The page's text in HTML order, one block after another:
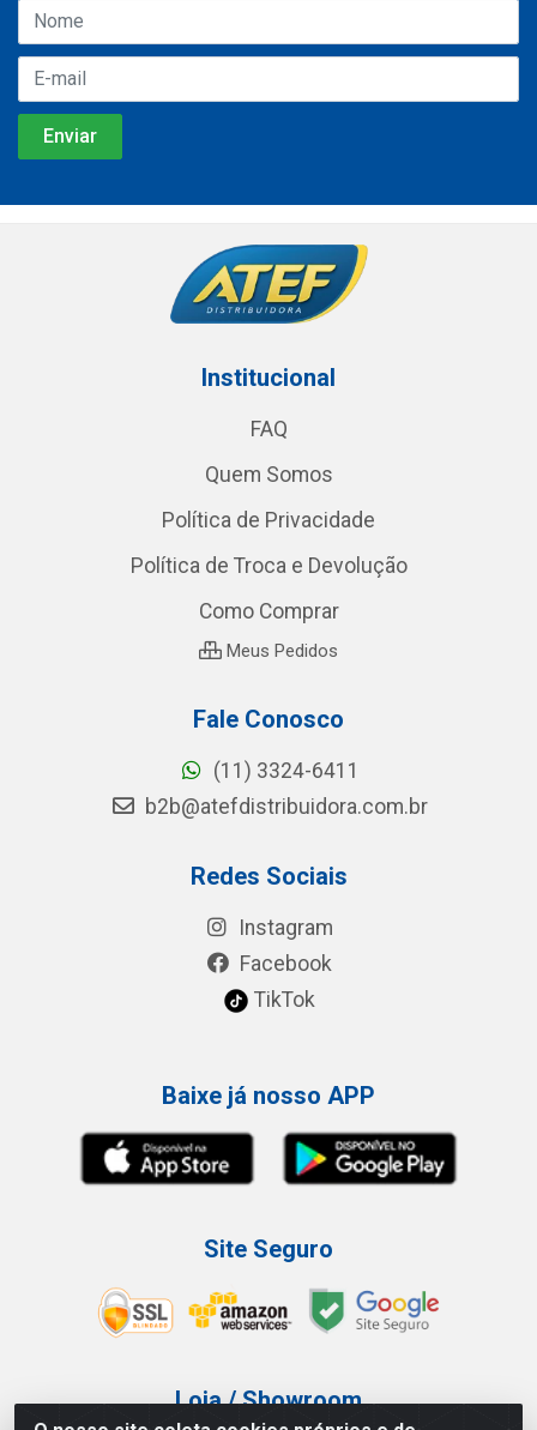
Institucional
FAQ
Quem Somos
Política de Privacidade
Política de Troca e Devolução
Como Comprar
Meus Pedidos
Fale Conosco
(11) 3324-6411
b2b@atefdistribuidora.com.br
Redes Sociais
Instagram
Facebook
TikTok
Baixe já nosso APP
Site Seguro
Loja / Showroom